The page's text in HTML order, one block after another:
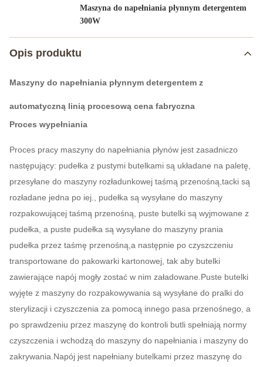
Maszyna do napełniania płynnym detergentem
300W
Opis produktu
Maszyny do napełniania płynnym detergentem z
automatyczną linią procesową cena fabryczna
Proces wypełniania
Proces pracy maszyny do napełniania płynów jest zasadniczo
następujący: pudełka z pustymi butelkami są układane na paletę,
przesyłane do maszyny rozładunkowej taśmą przenośną,tacki są
rozładane jedna po iej., pudełka są wysyłane do maszyny
rozpakowującej taśmą przenośną, puste butelki są wyjmowane z
pudełka, a puste pudełka są wysyłane do maszyny prania
pudełka przez taśmę przenośną,a następnie po czyszczeniu
transportowane do pakowarki kartonowej, tak aby butelki
zawierające napój mogły zostać w nim załadowane.Puste butelki
wyjęte z maszyny do rozpakowywania są wysyłane do pralki do
sterylizacji i czyszczenia za pomocą innego pasa przenośnego, a
po sprawdzeniu przez maszynę do kontroli butli spełniają normy
czyszczenia i wchodzą do maszyny do napełniania i maszyny do
zakrywania.Napój jest napełniany butelkami przez maszynę do